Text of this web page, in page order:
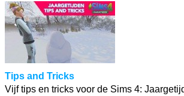
Tips and Tricks
Vijf tips en tricks voor de Sims 4: